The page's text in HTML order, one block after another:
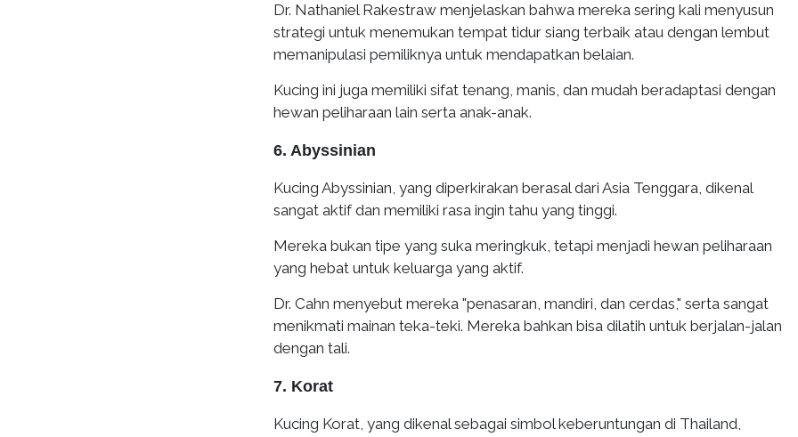
Dr. Nathaniel Rakestraw menjelaskan bahwa mereka sering kali menyusun
strategi untuk menemukan tempat tidur siang terbaik atau dengan lembut
memanipulasi pemiliknya untuk mendapatkan belaian.
Kucing ini juga memiliki sifat tenang, manis, dan mudah beradaptasi dengan
hewan peliharaan lain serta anak-anak.
6. Abyssinian
Kucing Abyssinian, yang diperkirakan berasal dari Asia Tenggara, dikenal
sangat aktif dan memiliki rasa ingin tahu yang tinggi.
Mereka bukan tipe yang suka meringkuk, tetapi menjadi hewan peliharaan
yang hebat untuk keluarga yang aktif.
Dr. Cahn menyebut mereka "penasaran, mandiri, dan cerdas," serta sangat
menikmati mainan teka-teki. Mereka bahkan bisa dilatih untuk berjalan-jalan
dengan tali.
7. Korat
Kucing Korat, yang dikenal sebagai simbol keberuntungan di Thailand,